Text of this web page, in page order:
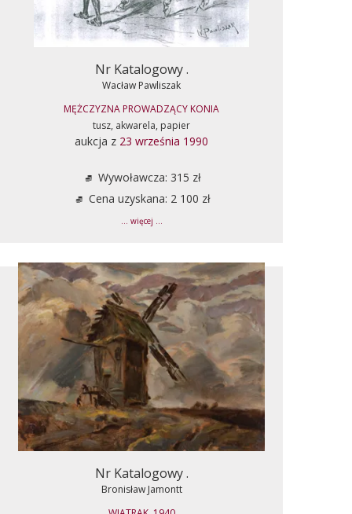
Nr Katalogowy .
Wacław Pawliszak
MĘŻCZYZNA PROWADZĄCY KONIA
tusz, akwarela, papier
aukcja z 23 września 1990
Wywoławcza: 315 zł
Cena uzyskana: 2 100 zł
... więcej ...
Nr Katalogowy .
Bronisław Jamontt